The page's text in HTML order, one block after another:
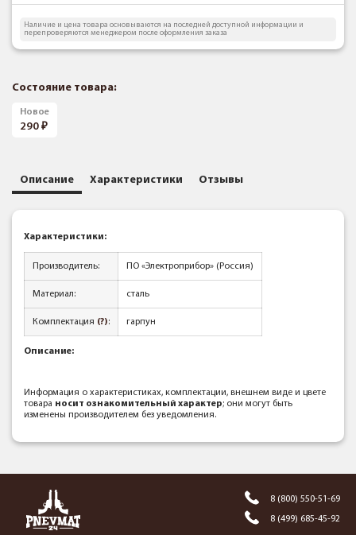
Наличие и цена товара основываются на последней доступной информации и
перепроверяются менеджером после оформления заказа
Состояние товара:
Новое
290
Описание Характеристики Отзывы
Характеристики:
Производитель: ПО «Электроприбор» (Россия)
Материал: сталь
Комплектация (?): гарпун
Описание:
Информация о характеристиках, комплектации, внешнем виде и цвете
товара носит ознакомительный характер; они могут быть
изменены производителем без уведомления.
8 (800) 550-51-69
8 (499) 685-45-92